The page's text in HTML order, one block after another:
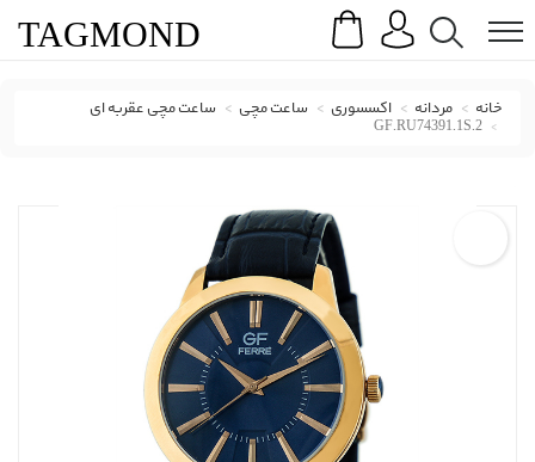
Search
TAGMOND
خانه مردانه اکسسوری ساعت مچی ساعت مچی عقربه ای
GF.RU74391.1S.2